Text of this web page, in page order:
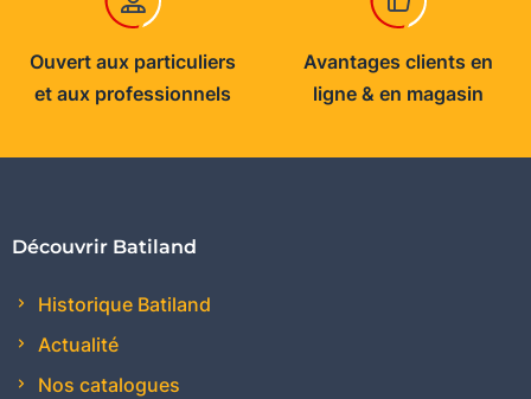
Ouvert aux particuliers
et aux professionnels
Avantages clients en
ligne & en magasin
Découvrir Batiland
Historique Batiland
Actualité
Nos catalogues